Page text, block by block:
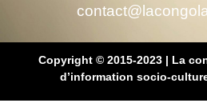
Copyright © 2015-2023 | La
d’information socio-